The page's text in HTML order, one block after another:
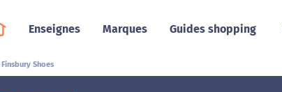
Enseignes Marques Guides shopping
Finsbury Shoes